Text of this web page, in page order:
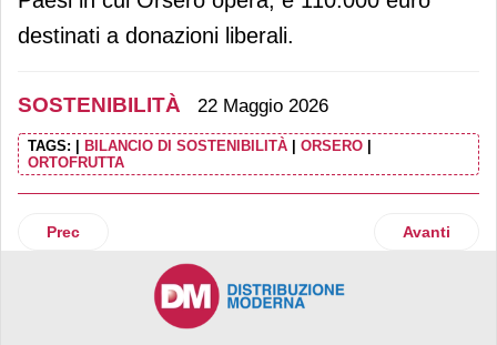
destinati a donazioni liberali.
SOSTENIBILITÀ 22 Maggio 2026
TAGS: BILANCIO DI SOSTENIBILITÀ ORSERO
ORTOFRUTTA
Articolo precedente: Eridania: torna il laboratorio
Prec Articolo
Avanti